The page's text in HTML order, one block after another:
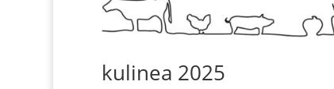
kulinea 2025